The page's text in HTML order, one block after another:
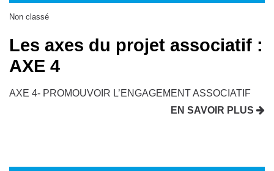
Non classé
Les axes du projet associatif :
AXE 4
AXE 4- PROMOUVOIR L’ENGAGEMENT ASSOCIATIF
EN SAVOIR PLUS